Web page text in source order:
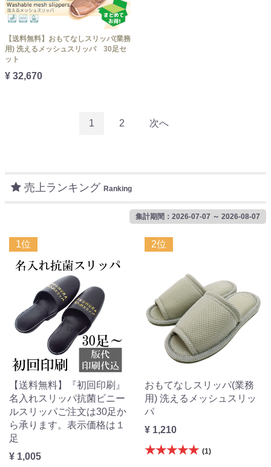
【送料無料】おもてなしスリッパ(業務
用) 洗えるメッシュスリッパ 30足セ
ット
¥ 32,670
1 2 次へ
売上ランキング Ranking
集計期間：2026-07-07 ～ 2026-08-07
1位
【送料無料】『初回印刷』
名入れスリッパ抗菌ビニー
ルスリッパご注文は30足か
ら承ります。表示価格は１
足
¥ 1,005
2位
おもてなしスリッパ(業務
用) 洗えるメッシュスリッ
パ
¥ 1,210
★★★★★ (1)